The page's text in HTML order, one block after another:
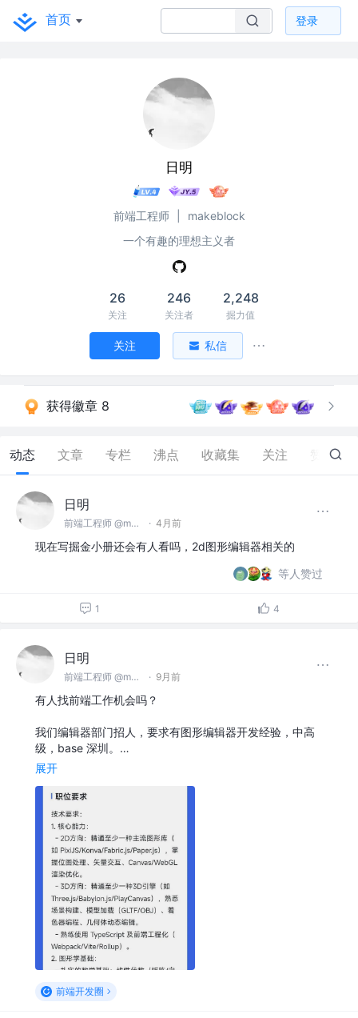
首页 登录
日明
前端工程师
makeblock
一个有趣的理想主义者
26
关注
246
关注者
2,248
掘力值
关注 私信
获得徽章 8
动态 文章 专栏 沸点 收藏集 关注 98
日明
前端工程师 @makeblock · 4月前
现在写掘金小册还会有人看吗，2d图形编辑器相关的
等人赞过
1 4
日明
前端工程师 @makeblock · 9月前
有人找前端工作机会吗？
我们编辑器部门招人，要求有图形编辑器开发经验，中高
级，base 深圳。…
展开
前端开发圈